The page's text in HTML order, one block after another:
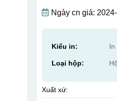
Ngày cn giá:
Kiểu in: In
Loại hộp:
Xuất xứ: